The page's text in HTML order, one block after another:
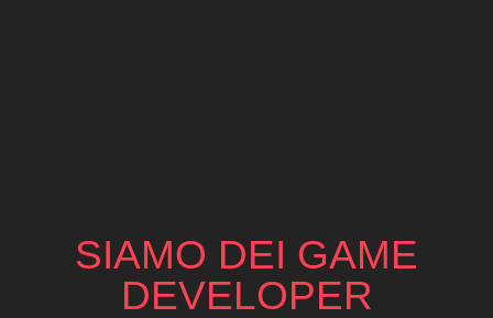
SIAMO DEI GAME
DEVELOPER